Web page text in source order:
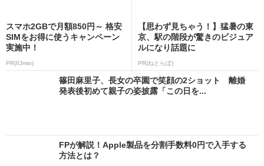
スマホ2GBで月額850円～ 格安
SIMをお得に使うキャンペーン
実施中！
PR(IIJmio)
【思わず見ちゃう！】猛暑の東
京、駅の階段が驚きのビジュア
ルになり話題に
PR(ねとらぼ)
篠田麻里子、長女の卒園で笑顔の2ショット 離婚
発表後初めて親子の姿披露「この日を...
FPが解説！Apple製品を分割手数料0円で入手する
方法とは？